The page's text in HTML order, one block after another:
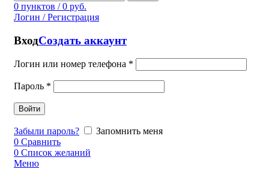
0 пунктов / 0 руб.
Логин / Регистрация
ВходСоздать аккаунт
Логин или номер телефона *
Пароль *
Войти
Забыли пароль?
Запомнить меня
0 Сравнить
0 Список желаний
Меню